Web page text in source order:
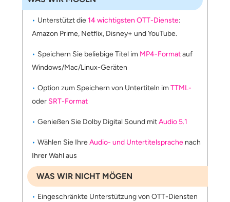
Unterstützt die14 wichtigsten OTT-Dienste:
Amazon Prime, Netflix, Disney+ und YouTube.
Speichern Sie beliebige Titel im MP4-Formatauf
Windows/Mac/Linux-Geräten
Option zum Speichern von Untertiteln imTTML-
oder SRT-Format
Genießen Sie Dolby Digital Sound mitAudio 5.1
Wählen Sie IhreAudio- und Untertitelsprache nach
Ihrer Wahl aus
WAS WIR NICHT MÖGEN
Eingeschränkte Unterstützung von OTT-Diensten